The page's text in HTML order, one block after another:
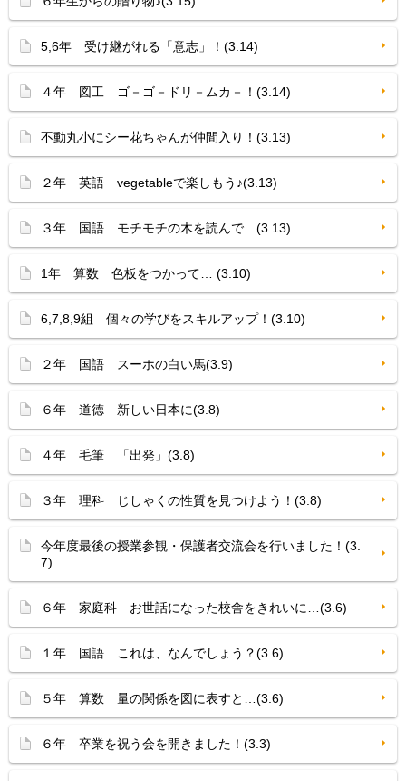
5,6年 受け継がれる「意志」！(3.14)
４年 図工 ゴ－ゴ－ドリ－ムカ－！(3.14)
不動丸小にシー花ちゃんが仲間入り！(3.13)
２年 英語 vegetableで楽しもう♪(3.13)
３年 国語 モチモチの木を読んで…(3.13)
1年 算数 色板をつかって… (3.10)
6,7,8,9組 個々の学びをスキルアップ！(3.10)
２年 国語 スーホの白い馬(3.9)
６年 道徳 新しい日本に(3.8)
４年 毛筆 「出発」(3.8)
３年 理科 じしゃくの性質を見つけよう！(3.8)
今年度最後の授業参観・保護者交流会を行いました！(3.
7)
６年 家庭科 お世話になった校舎をきれいに…(3.6)
１年 国語 これは、なんでしょう？(3.6)
５年 算数 量の関係を図に表すと…(3.6)
６年 卒業を祝う会を開きました！(3.3)